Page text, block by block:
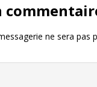
ne sera pas